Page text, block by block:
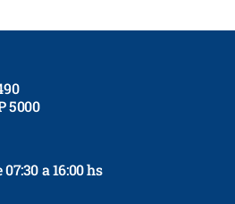
5000
a 16:00 hs